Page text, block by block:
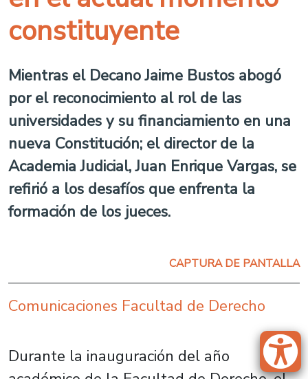
constituyente
Mientras el Decano Jaime Bustos abogó
por el reconocimiento al rol de las
universidades y su financiamiento en una
nueva Constitución; el director de la
Academia Judicial, Juan Enrique Vargas, se
refirió a los desafíos que enfrenta la
formación de los jueces.
CAPTURA DE PANTALLA
Comunicaciones Facultad de Derecho
Durante la inauguración del año